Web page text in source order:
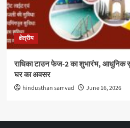
क्षेत्रीय
राधिका टाउन फेज-2 का शुभारंभ, आधुनिक
घर का अवसर
hindusthan samvad June 16, 2026